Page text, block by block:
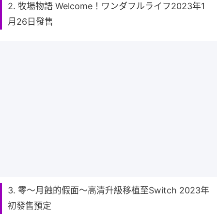
2. 牧場物語 Welcome！ワンダフルライフ2023年1
月26日發售
3. 零～月蝕的假面～高清升級移植至Switch 2023年
初發售預定